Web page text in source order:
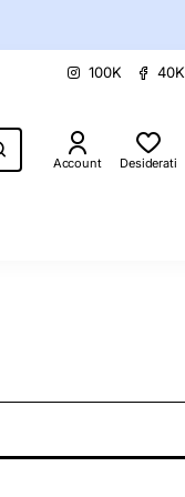
100K 40K
Account Desiderati